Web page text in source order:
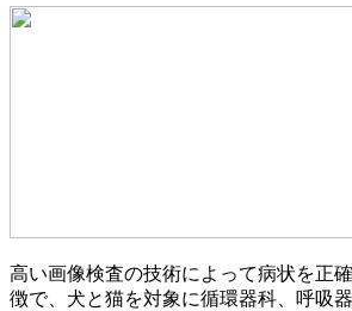
高い画像検査の技術によって病状を正
徴で、犬と猫を対象に循環器科、呼吸